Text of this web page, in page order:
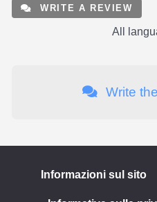
WRITE A REVIEW
All
Write
Informazioni sul sito